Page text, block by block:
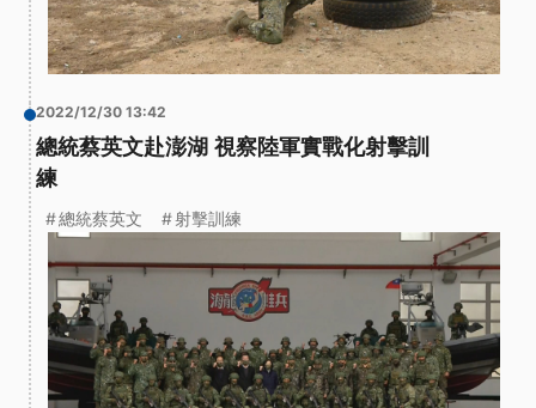
2022/12/30 13:42
總統蔡英文赴澎湖 視察陸軍實戰化射擊訓
練
總統蔡英文 射擊訓練